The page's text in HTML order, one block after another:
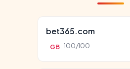
bet365.com
GB 100/100